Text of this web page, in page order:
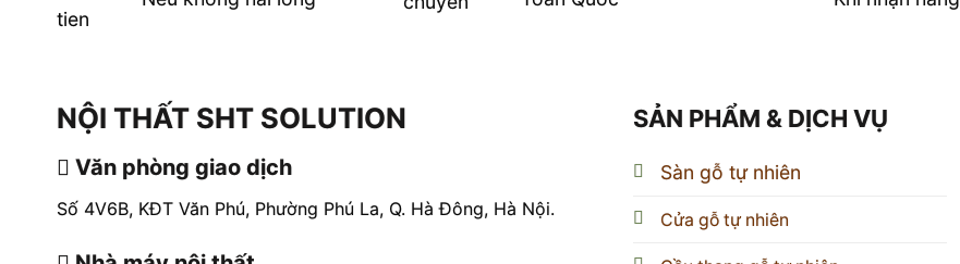
NỘI THẤT SHT SOLUTION
Văn phòng giao dịch
Số 4V6B, KĐT Văn Phú, Phường Phú La, Q. Hà Đông, Hà Nội.
SẢN PHẨM & DỊCH VỤ
Sàn gỗ tự nhiên
Cửa gỗ tự nhiên